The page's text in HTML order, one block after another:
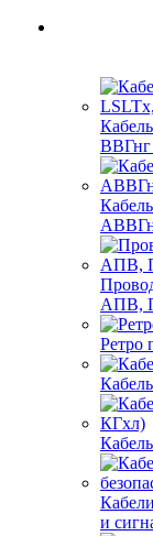
АПВ,
Ретро
и